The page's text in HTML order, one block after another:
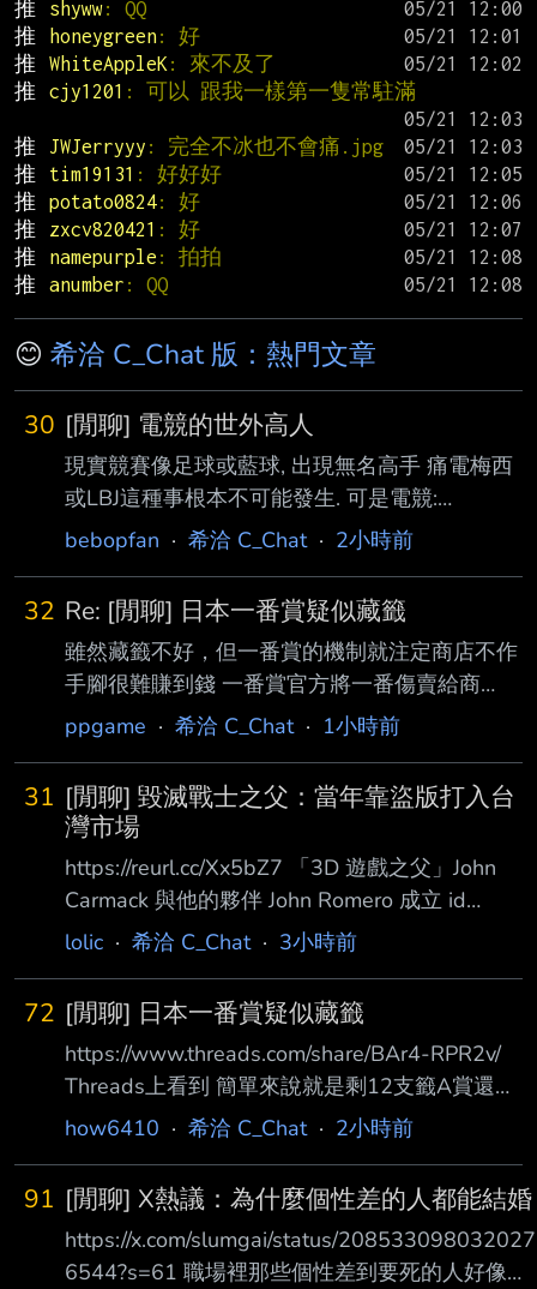
推 shyww: QQ
推
honeygreen: 好
推
WhiteAppleK : 來不及了
推
cjy1201 : 可以 跟我一樣第一隻常駐滿
推
JWJerryyy : 完全不冰也不會痛.jpg
推
tim19131 : 好好好
推
potato0824: 好
推
zxcv820421 : 好
推
namepurple : 拍拍
推
anumber : QQ
😊 希洽 C_Chat 版：熱門文章
30 [閒聊] 電競的世外高人
現實競賽像足球或藍球, 出現無名高手 痛電梅西
或LBJ這種事根本不可能發生. 可是電競:
https://x.com/Furious_blog/status/2086167712
壓職業對手奪冠. 對比現實競技, 為何電競這麼容
易出現世外高人??? --
bebopfan · 希洽 C_Chat· 2小時前
32 Re: [閒聊] 日本一番賞疑似藏籤
雖然藏籤不好，但一番賞的機制就注定商店不作
手腳很難賺到錢 一番賞官方將一番傷賣給商
店，本質上就是把賭具賣給商店 商店能賺多少
憑"運氣" 全靠大獎出貨時間的早晚 就算有最後
賞，也只是在大獎比較晚抽中時，能幫忙銷售剩
餘商品 但對於早早就被抽中大賞的非洲套卻毫
無幫助 所以商家跟顧客的關係，並不是莊家跟
賭客，而是賭客跟賭客 顧客有得知當前中獎率
與決定進場時機的優勢 商店能做的則是隱瞞真
實中獎率，也就是藏籤 可以說這個機制就是在
懲罰誠實的商家 因為你不藏就根本沒有辦法有
穩定收益
ppgame · 希洽 C_Chat· 1小時前
31 [閒聊] 毀滅戰士之父：當年靠盜版打入台
灣市場
https://reurl.cc/Xx5bZ7 「3D 遊戲之父」John
Carmack 與他的夥伴 John Romero 成立 id
Software 後， 於 1993 年推出的《毀滅戰士》
之一， 直到現在全球還是有許多粉絲。 John
Romero 也公開分享初代《毀滅戰士》的發行策
略， 表示這個傳奇遊戲系列的成功與台灣上個
世紀的遊戲市場有關， 他們也知道當時台灣
100% 會有人複製試玩章節轉賣， 因此當時就
不如「就地合法」。 其實從一開始，或許
lolic · 希洽 C_Chat· 3小時前
72 [閒聊] 日本一番賞疑似藏籤
https://www.threads.com/share/BAr4-RPR2v/
Threads上看到 簡單來說就是剩12支籤A賞還沒
出 事主想直接包套 店家說規則是每人5抽 事主
下的2抽 卻被其中一個店員阻止 宣稱已有人包了
但是事主在現場確認其他客人都不是消費那組一
番賞的 商店直接下架剩下的東西 --
how6410 · 希洽 C_Chat· 2小時前
91 [閒聊] X熱議：為什麼個性差的人都能結婚
https://x.com/slumgai/status/208533098032027
6544?s=61 職場裡那些個性差到要死的人好像都